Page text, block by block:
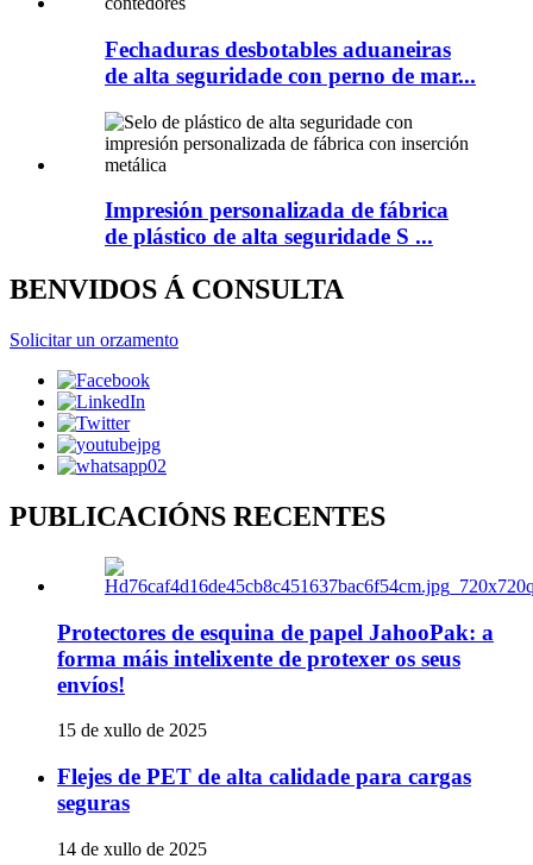
Fechaduras desbotables aduaneiras
de alta seguridade con perno de mar...
Impresión personalizada de fábrica
de plástico de alta seguridade S ...
BENVIDOS Á CONSULTA
Solicitar un orzamento
PUBLICACIÓNS RECENTES
Protectores de esquina de papel JahooPak: a
forma máis intelixente de protexer os seus
envíos!
15 de xullo de 2025
Flejes de PET de alta calidade para cargas
seguras
14 de xullo de 2025